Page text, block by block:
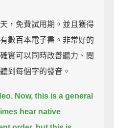
，免費試用期。並且獲得
數百本電子書。非常好的
實可以同時改善聽力、閱
到每個字的發音。
Now, this is a general
hear native